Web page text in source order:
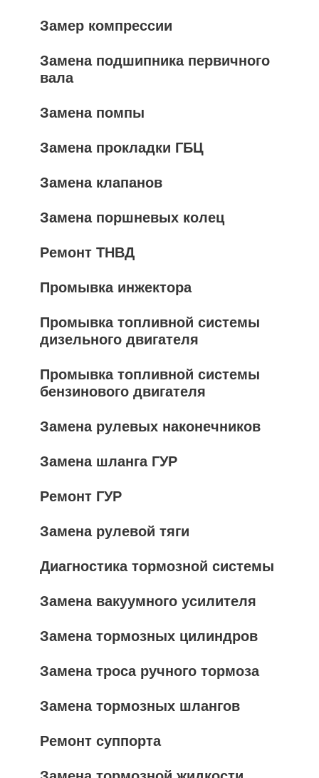
Замер компрессии
Замена подшипника первичного
вала
Замена помпы
Замена прокладки ГБЦ
Замена клапанов
Замена поршневых колец
Ремонт ТНВД
Промывка инжектора
Промывка топливной системы
дизельного двигателя
Промывка топливной системы
бензинового двигателя
Замена рулевых наконечников
Замена шланга ГУР
Ремонт ГУР
Замена рулевой тяги
Диагностика тормозной системы
Замена вакуумного усилителя
Замена тормозных цилиндров
Замена троса ручного тормоза
Замена тормозных шлангов
Ремонт суппорта